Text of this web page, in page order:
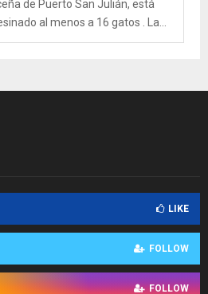
de Puerto San Julián, está
al menos a 16 gatos . La...
LIKE
FOLLOW
FOLLOW